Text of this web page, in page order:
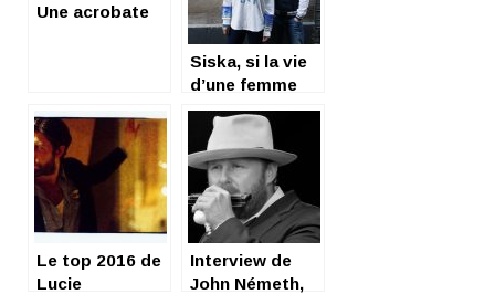
Une acrobate
Siska, si la vie
d’une femme
nous était
contée
Le top 2016 de
Lucie
Interview de
John Németh,